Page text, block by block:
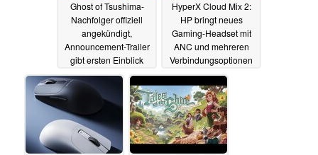
Ghost of Tsushima-
Nachfolger offiziell
angekündigt,
Announcement-Trailer
gibt ersten Einblick
25.09.2024
HyperX Cloud Mix 2:
HP bringt neues
Gaming-Headset mit
ANC und mehreren
Verbindungsoptionen
auf den Markt24.09.2024